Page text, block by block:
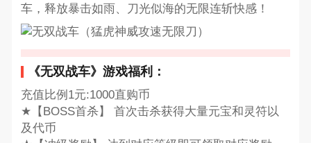
车，释放暴击如雨、刀光似海的无限连斩快感！
《无双战车》游戏福利：
充值比例1元:1000直购币
★【BOSS首杀】 首次击杀获得大量元宝和灵符以
及代币